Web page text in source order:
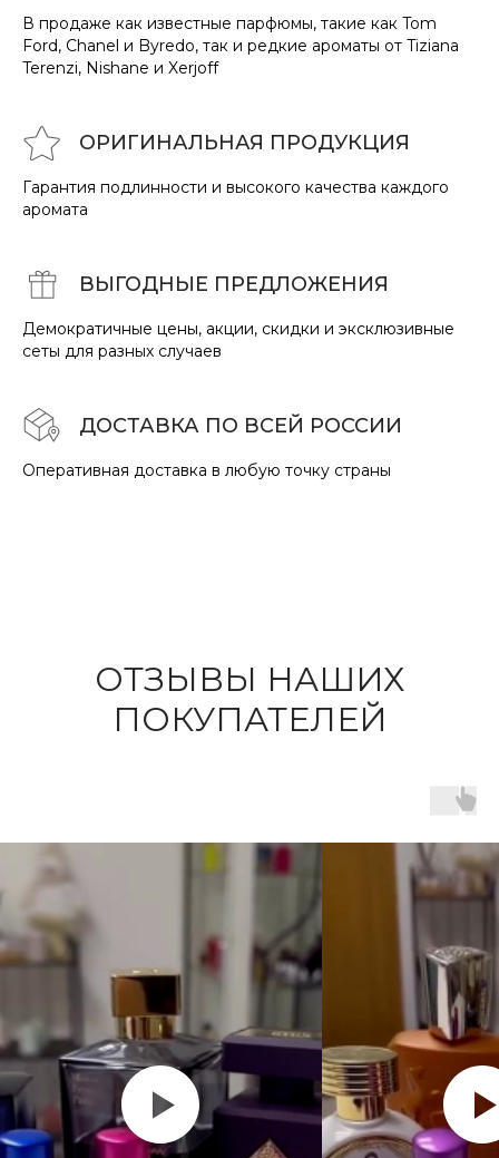
В продаже как известные парфюмы, такие как Tom
Ford, Chanel и Byredo, так и редкие ароматы от Tiziana
Terenzi, Nishane и Xerjoff
ОРИГИНАЛЬНАЯ ПРОДУКЦИЯ
Гарантия подлинности и высокого качества каждого
аромата
ВЫГОДНЫЕ ПРЕДЛОЖЕНИЯ
Демократичные цены, акции, скидки и эксклюзивные
сеты для разных случаев
ДОСТАВКА ПО ВСЕЙ РОССИИ
Оперативная доставка в любую точку страны
ОТЗЫВЫ НАШИХ
ПОКУПАТЕЛЕЙ